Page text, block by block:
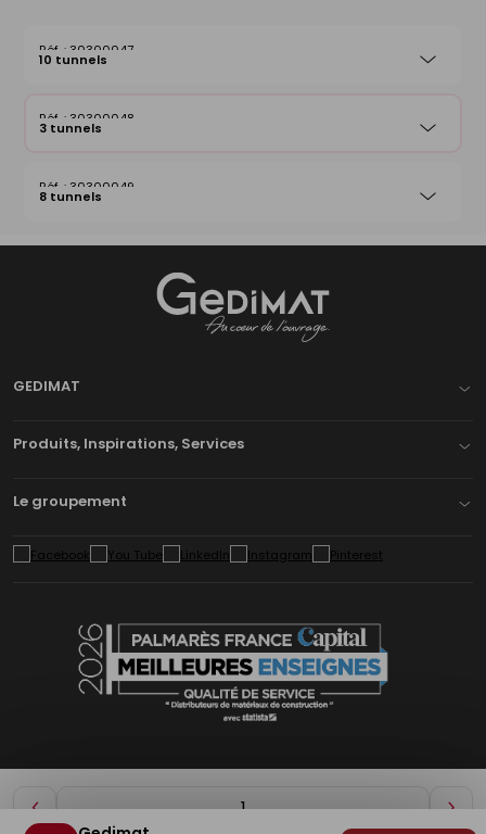
Diminuer
30300047
10 tunnels
30300048
3 tunnels
30300049
8 tunnels
GEDIMAT
Produits, Inspirations, Services
Le groupement